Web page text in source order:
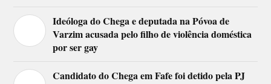
Ideóloga do Chega e deputada na Póvoa de
Varzim acusada pelo filho de violência doméstica
por ser gay
Candidato do Chega em Fafe foi detido pela PJ